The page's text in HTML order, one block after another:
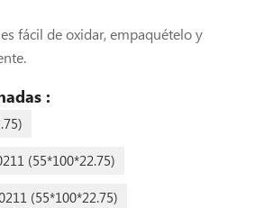
fácil de oxidar, empaquételo y
:
(55*100*22.75)
(55*100*22.75)